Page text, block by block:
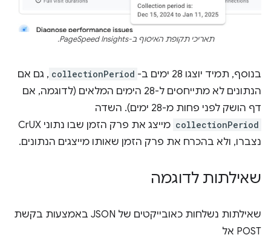
תאריכי תקופת האיסוף ב-PageSpeed Insights.
בנוסף, תמיד יוצגו 28 ימים ב- collectionPeriod , גם אם
הנתונים לא מתייחסים ל-28 הימים המלאים (לדוגמה, אם
דף הושק לפני פחות מ-28 ימים). השדה
collectionPeriod
מייצג את פרק הזמן שבו נתוני CrUX
נצברו, ולא בהכרח את פרק הזמן שאותו מייצגים הנתונים.
שאילתות לדוגמה
שאילתות נשלחות כאובייקטים של JSON באמצעות בקשת
POST אל